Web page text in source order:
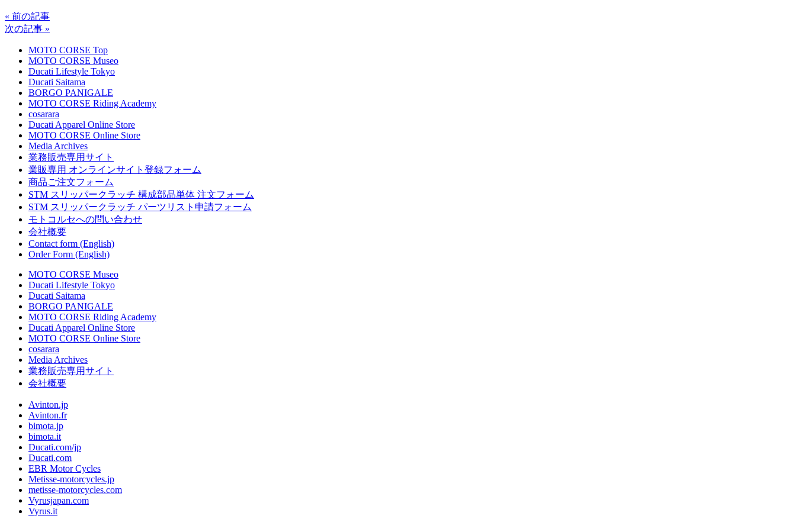
« 前の記事
次の記事 »
MOTO CORSE Top
MOTO CORSE Museo
Ducati Lifestyle Tokyo
Ducati Saitama
BORGO PANIGALE
MOTO CORSE Riding Academy
cosarara
Ducati Apparel Online Store
MOTO CORSE Online Store
Media Archives
業務販売専用サイト
業販専用 オンラインサイト登録フォーム
商品ご注文フォーム
STM スリッパークラッチ 構成部品単体 注文フォーム
STM スリッパークラッチ パーツリスト申請フォーム
モトコルセへの問い合わせ
会社概要
Contact form (English)
Order Form (English)
MOTO CORSE Museo
Ducati Lifestyle Tokyo
Ducati Saitama
BORGO PANIGALE
MOTO CORSE Riding Academy
Ducati Apparel Online Store
MOTO CORSE Online Store
cosarara
Media Archives
業務販売専用サイト
会社概要
Avinton.jp
Avinton.fr
bimota.jp
bimota.it
Ducati.com/jp
Ducati.com
EBR Motor Cycles
Metisse-motorcycles.jp
metisse-motorcycles.com
Vyrusjapan.com
Vyrus.it